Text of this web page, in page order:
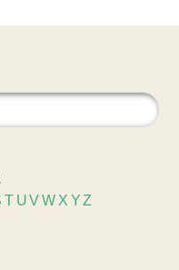
T UVW X YZ